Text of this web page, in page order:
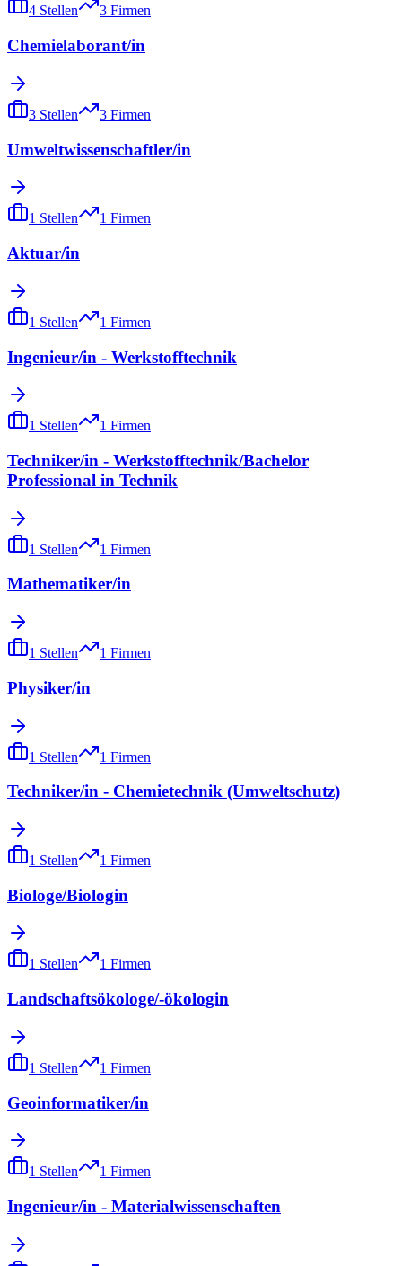
4 Stellen 3 Firmen
Chemielaborant/in
3 Stellen 3 Firmen
Umweltwissenschaftler/in
1 Stellen 1 Firmen
Aktuar/in
1 Stellen 1 Firmen
Ingenieur/in - Werkstofftechnik
1 Stellen 1 Firmen
Techniker/in - Werkstofftechnik/Bachelor
Professional in Technik
1 Stellen 1 Firmen
Mathematiker/in
1 Stellen 1 Firmen
Physiker/in
1 Stellen 1 Firmen
Techniker/in - Chemietechnik (Umweltschutz)
1 Stellen 1 Firmen
Biologe/Biologin
1 Stellen 1 Firmen
Landschaftsökologe/-ökologin
1 Stellen 1 Firmen
Geoinformatiker/in
1 Stellen 1 Firmen
Ingenieur/in - Materialwissenschaften